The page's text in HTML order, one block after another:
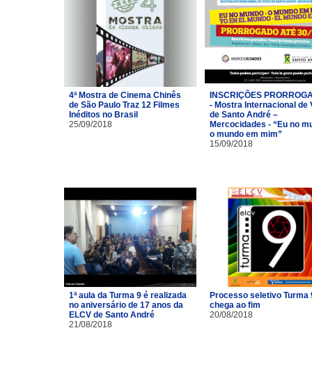
4ª Mostra de Cinema Chinês
de São Paulo Traz 12 Filmes
Inéditos no Brasil
25/09/2018
INSCRIÇÕES
- Mostra Internacional de
de Santo André –
Mercocidades - “Eu no
o mundo em mim”
15/09/2018
1ª aula da Turma 9 é realizada
no aniversário de 17 anos da
ELCV de Santo André
21/08/2018
Processo seletivo Turma
chega ao fim
20/08/2018